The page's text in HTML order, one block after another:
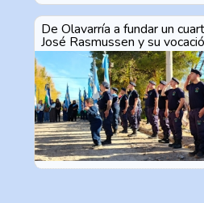
De Olavarría a fundar un
José Rasmussen y su